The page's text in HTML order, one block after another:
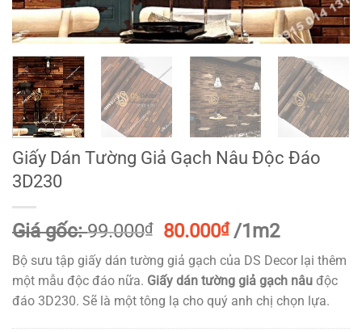
Giấy Dán Tường Giả Gạch Nâu Độc Đáo
3D230
Giá gốc:99.000₫
Giá
gốc
là:
99.000₫.
80.000₫Giá
hiện
tại
là:
80.000₫.
/1m2
Bộ sưu tập giấy dán tường giả gạch của DS Decor lại thêm
một mẫu độc đáo nữa. Giấy dán tường giả gạch nâu độc
đáo 3D230. Sẽ là một tông lạ cho quý anh chị chọn lựa.